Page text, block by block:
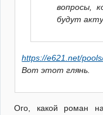
вопросы,
будут
https://e621.net/
Вот этот глянь.
Ого, какой роман